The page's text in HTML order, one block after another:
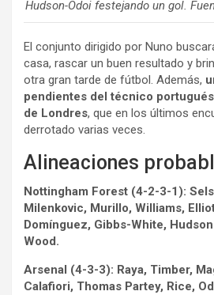
Hudson-Odoi festejando un gol.
El conjunto dirigido por Nuno
casa, rascar un buen resultado y
otra gran tarde de fútbol. Además,
pendientes del técnico
de Londres, que en los últimos
derrotado varias veces.
Alineaciones
Nottingham Forest (4-2-3-1):
Milenkovic, Murillo, Williams,
Domínguez, Gibbs-White,
Wood.
Arsenal (4-3-3): Raya, Timber,
Calafiori, Thomas Partey, Rice,